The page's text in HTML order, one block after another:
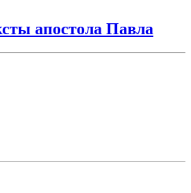
апостола Павла